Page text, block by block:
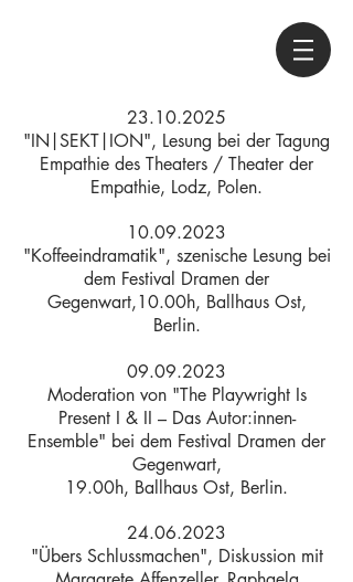
23.10.2025
"IN|SEKT|ION", Lesung bei der Tagung
Empathie des Theaters / Theater der
Empathie, Lodz, Polen.
10.09.2023
"Koffeeindramatik", szenische Lesung bei
dem Festival Dramen der
Gegenwart,10.00h, Ballhaus Ost,
Berlin.
09.09.2023
Moderation von "The Playwright Is
Present I & II – Das Autor:innen-
Ensemble" bei dem Festival Dramen der
Gegenwart,
19.00h, Ballhaus Ost, Berlin.
24.06.2023
"Übers Schlussmachen", Diskussion mit